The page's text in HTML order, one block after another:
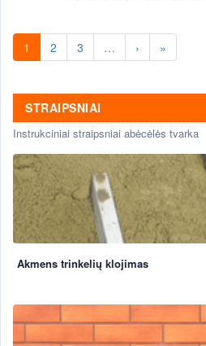
1 2 3 … › »
STRAIPSNIAI
Instrukciniai straipsniai abėcėlės tvarka
Akmens trinkelių klojimas